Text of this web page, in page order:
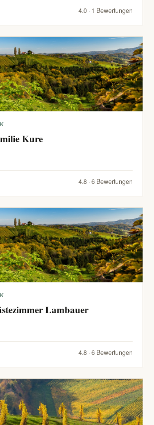
4.0 · 1 Bewertungen
Kure
4.8 · 6 Bewertungen
Lambauer
4.8 · 6 Bewertungen